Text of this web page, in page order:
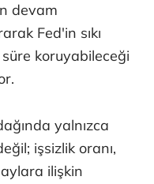
devam
Fed'in sıkı
koruyabileceği
yalnızca
işsizlik oranı,
ilişkin